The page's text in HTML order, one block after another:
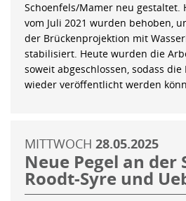
Schoenfels/Mamer neu gestaltet.
vom Juli 2021 wurden behoben,
der Brückenprojektion mit
stabilisiert. Heute wurden die
soweit abgeschlossen, sodass die
wieder veröffentlicht werden
MITTWOCH 28.05.2025
Neue Pegel an der
Roodt-Syre und